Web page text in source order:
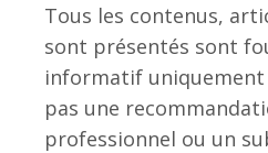
Tous les contenus,
sont présentés sont
informatif
pas une
professionnel ou un